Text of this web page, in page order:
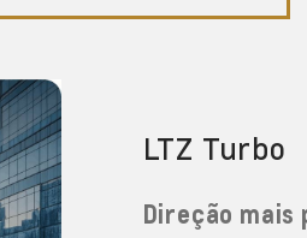
LTZ Turbo
Direção